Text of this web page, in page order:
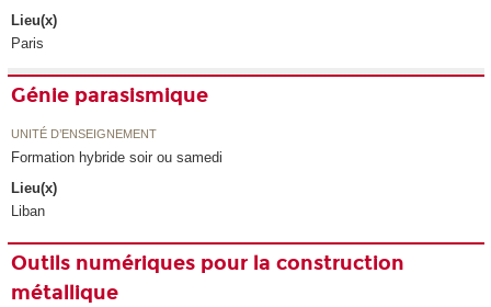
Lieu(x)
Paris
Génie parasismique
UNITÉ D’ENSEIGNEMENT
Formation hybride soir ou samedi
Lieu(x)
Liban
Outils numériques pour la construction
métallique